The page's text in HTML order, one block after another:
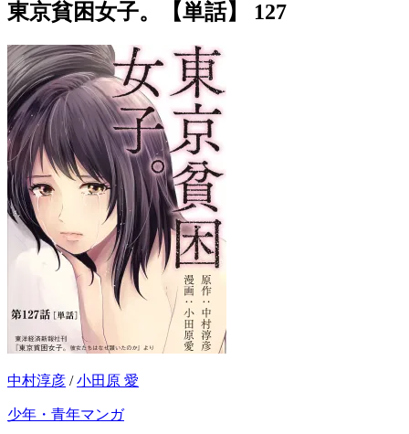
東京貧困女子。【単話】 127
中村淳彦 /小田原 愛
少年・青年マンガ